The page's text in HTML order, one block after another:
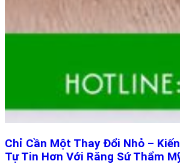
Chỉ Cần Một Thay Đổi Nhỏ –
Tự Tin Hơn Với Răng Sứ Thẩm